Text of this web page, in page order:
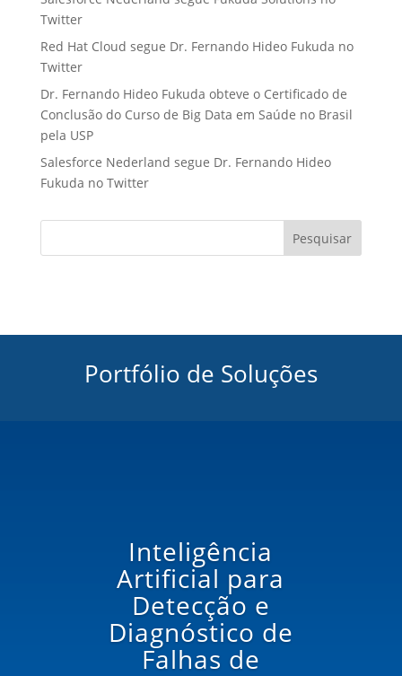
Twitter
Red Hat Cloud segue Dr. Fernando Hideo Fukuda no
Twitter
Dr. Fernando Hideo Fukuda obteve o Certificado de
Conclusão do Curso de Big Data em Saúde no Brasil
pela USP
Salesforce Nederland segue Dr. Fernando Hideo
Fukuda no Twitter
Pesquisar
Portfólio de Soluções
Inteligência
Artificial para
Detecção e
Diagnóstico de
Falhas de